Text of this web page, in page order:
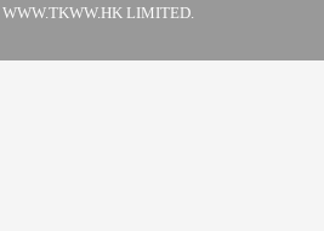
LIMITED.